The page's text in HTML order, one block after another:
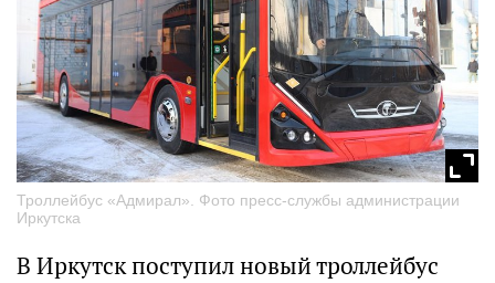
Троллейбус «Адмирал». Фото пресс-службы администрации
Иркутска
В Иркутск поступил новый троллейбус